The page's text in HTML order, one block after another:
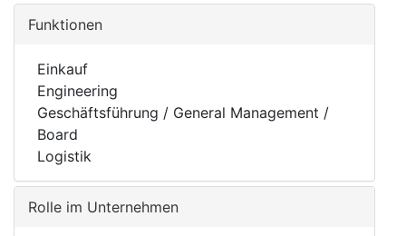
Funktionen
Einkauf
Engineering
Geschäftsführung / General Management /
Board
Logistik
Rolle im Unternehmen